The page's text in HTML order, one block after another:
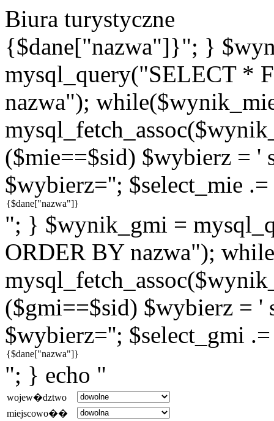
Biura turystyczne
{$dane["nazwa"]}"; }
mysql_query("SELECT *
nazwa");
($mie==$sid) $wybierz = '
$wybierz=''; $select_mie
"; } $wynik_gmi =
ORDER BY nazwa");
($gmi==$sid) $wybierz = '
$wybierz=''; $select_gmi
"; } echo "
wojew�dztwo
miejscowo��